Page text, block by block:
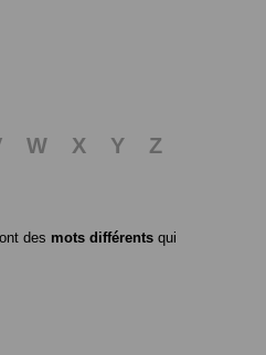
W X Y
Z
des mots différents qui